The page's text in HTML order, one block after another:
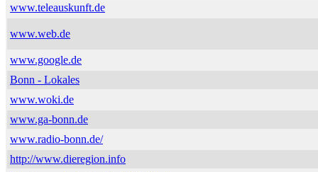
www.teleauskunft.de
www.web.de
www.google.de
Bonn - Lokales
www.woki.de
www.ga-bonn.de
www.radio-bonn.de/
http://www.dieregion.info